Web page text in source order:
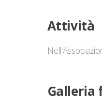
Attività
Galleria